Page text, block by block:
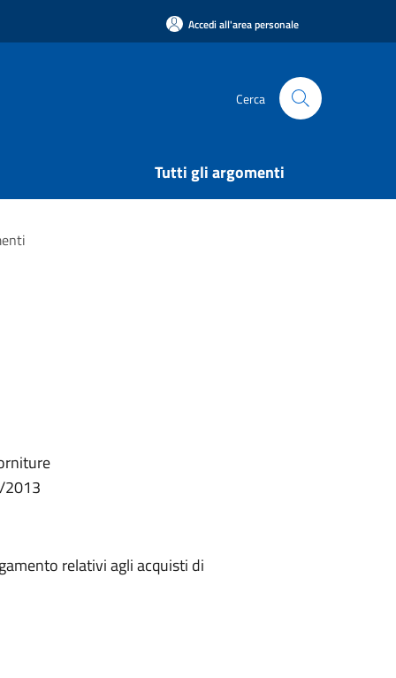
Accedi all'area personale
Cerca
Tutti gli argomenti
2013
relativi agli acquisti di